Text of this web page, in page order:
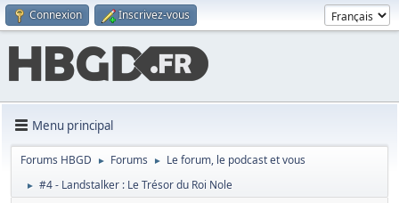
Connexion Inscrivez-vous
Menu principal
Forums HBGD ► Forums ► Le forum, le podcast et vous
► #4 - Landstalker : Le Trésor du Roi Nole